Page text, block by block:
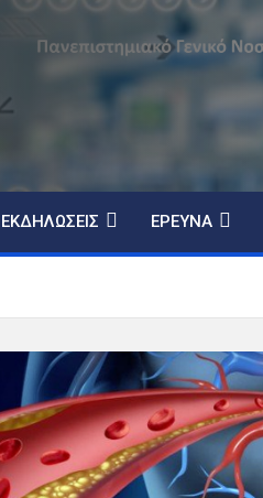
ΕΚΔΗΛΏΣΕΙΣ ΈΡΕΥΝΑ